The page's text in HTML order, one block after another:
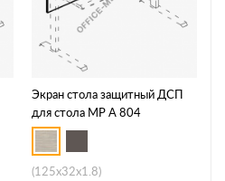
Экран стола защитный ДСП
для стола МР А 804
(125x32x1.8)